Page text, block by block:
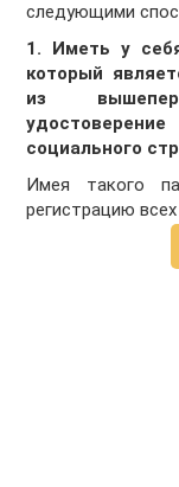
следующими
1. Иметь у
который
из
социального
Имея такого
регистрацию